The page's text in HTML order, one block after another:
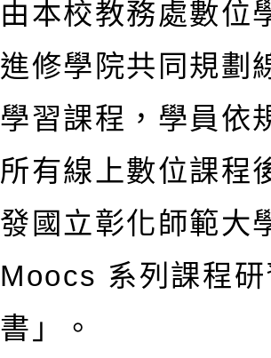
由本校教務處數位
進修學院共同規劃
學習課程，學員依
所有線上數位課程
發國立彰化師範大
Moocs 系列課程
書」。